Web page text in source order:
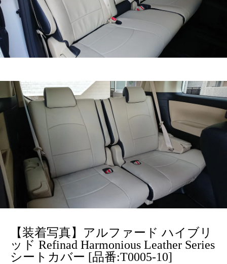
【装着写真】アルファード ハイブリ
ッド Refinad Harmonious Leather Series
シートカバー [品番:T0005-10]